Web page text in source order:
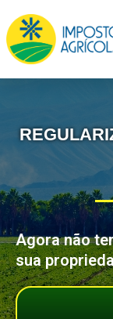
para
Agora não
sua